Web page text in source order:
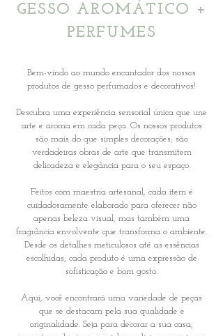
GESSO AROMÁTICO +
PERFUMES
Bem-vindo ao mundo encantador dos nossos
produtos de gesso perfumados e decorativos!
Descubra uma experiência sensorial única que une
arte e aroma em cada peça. Os nossos produtos
são mais do que simples decorações; são
verdadeiras obras de arte que transmitem
delicadeza e elegância para o seu espaço.
Feitos com maestria artesanal, cada item é
cuidadosamente elaborado para oferecer não
apenas beleza visual, mas também uma
fragrância envolvente que transforma o ambiente.
Desde os detalhes meticulosos até as essências
escolhidas, cada produto é uma expressão de
sofisticação e bom gosto.
Aqui, você encontrará uma variedade de peças
que se destacam pela sua qualidade e
originalidade. Seja para decorar a sua casa,